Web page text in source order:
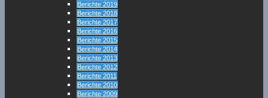
Berichte 2019
Berichte 2018
Berichte 2017
Berichte 2016
Berichte 2015
Berichte 2014
Berichte 2013
Berichte 2012
Berichte 2011
Berichte 2010
Berichte 2009